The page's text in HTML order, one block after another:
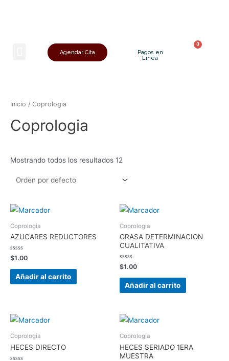
Agendar Cita
Pagos en
Línea
Inicio / Coprologia
Coprologia
Mostrando todos los resultados 12
Coprologia
AZUCARES REDUCTORES
Valorado
en
0
$1.00
Añadir al carrito
Coprologia
GRASA DETERMINACION
CUALITATIVA
Valorado
en
0
$1.00
Añadir al carrito
Coprologia
HECES DIRECTO
Coprologia
HECES SERIADO 1ERA
MUESTRA